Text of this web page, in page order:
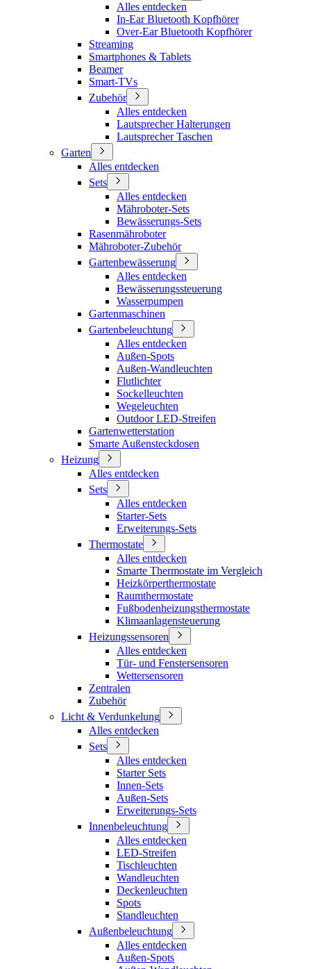
Alles entdecken
In-Ear Bluetooth Kopfhörer
Over-Ear Bluetooth Kopfhörer
Streaming
Smartphones & Tablets
Beamer
Smart-TVs
Zubehör
Alles entdecken
Lautsprecher Halterungen
Lautsprecher Taschen
Garten
Alles entdecken
Sets
Alles entdecken
Mähroboter-Sets
Bewässerungs-Sets
Rasenmähroboter
Mähroboter-Zubehör
Gartenbewässerung
Alles entdecken
Bewässerungssteuerung
Wasserpumpen
Gartenmaschinen
Gartenbeleuchtung
Alles entdecken
Außen-Spots
Außen-Wandleuchten
Flutlichter
Sockelleuchten
Wegeleuchten
Outdoor LED-Streifen
Gartenwetterstation
Smarte Außensteckdosen
Heizung
Alles entdecken
Sets
Alles entdecken
Starter-Sets
Erweiterungs-Sets
Thermostate
Alles entdecken
Smarte Thermostate im Vergleich
Heizkörperthermostate
Raumthermostate
Fußbodenheizungsthermostate
Klimaanlagensteuerung
Heizungssensoren
Alles entdecken
Tür- und Fenstersensoren
Wettersensoren
Zentralen
Zubehör
Licht & Verdunkelung
Alles entdecken
Sets
Alles entdecken
Starter Sets
Innen-Sets
Außen-Sets
Erweiterungs-Sets
Innenbeleuchtung
Alles entdecken
LED-Streifen
Tischleuchten
Wandleuchten
Deckenleuchten
Spots
Standleuchten
Außenbeleuchtung
Alles entdecken
Außen-Spots